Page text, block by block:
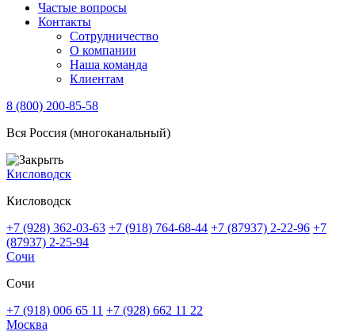
Частые вопросы
Контакты
Сотрудничество
О компании
Наша команда
Клиентам
8 (800) 200-85-58
Вся Россия (многоканальный)
Кисловодск
Кисловодск
+7 (928) 362-03-63 +7 (918) 764-68-44 +7 (87937) 2-22-96 +7
(87937) 2-25-94
Сочи
Сочи
+7 (918) 006 65 11 +7 (928) 662 11 22
Москва